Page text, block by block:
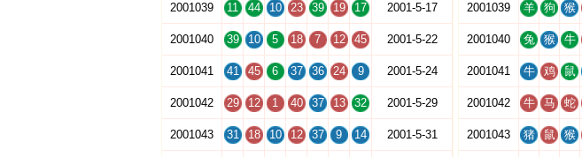
2001039 11 44 10 23 39 19 17 2001-5-17
2001040 39 10 5 18 7 12 45 2001-5-22
2001041 41 45 6 37 36 24 9 2001-5-24
2001042 29 12 1 40 37 13 32 2001-5-29
2001043 31 18 10 12 37 9 14 2001-5-31
2001039 羊 狗 猴
2001040 兔 猴 牛
2001041 牛 鸡 鼠
2001042 牛 马 蛇
2001043 猪 鼠 猴